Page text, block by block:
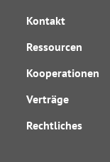
Kontakt
Ressourcen
Kooperationen
Verträge
Rechtliches